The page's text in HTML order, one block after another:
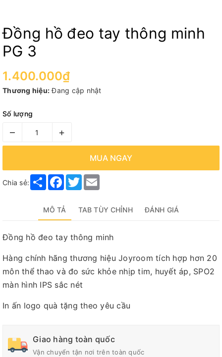
Đồng hồ đeo tay thông minh
PG 3
1.400.000₫
Thương hiệu: Đang cập nhật
Số lượng
– +
MUA NGAY
Chia sẻ: Share Facebook
Twitter
MÔ TẢ TAB TÙY CHỈNH ĐÁNH GIÁ
Đồng hồ đeo tay thông minh
Hàng chính hãng thương hiệu Joyroom tích hợp hơn 20
môn thể thao và đo sức khỏe nhịp tim, huyết áp, SPO2
màn hình IPS sắc nét
In ấn logo quà tặng theo yêu cầu
Giao hàng toàn quốc
Vận chuyển tận nơi trên toàn quốc